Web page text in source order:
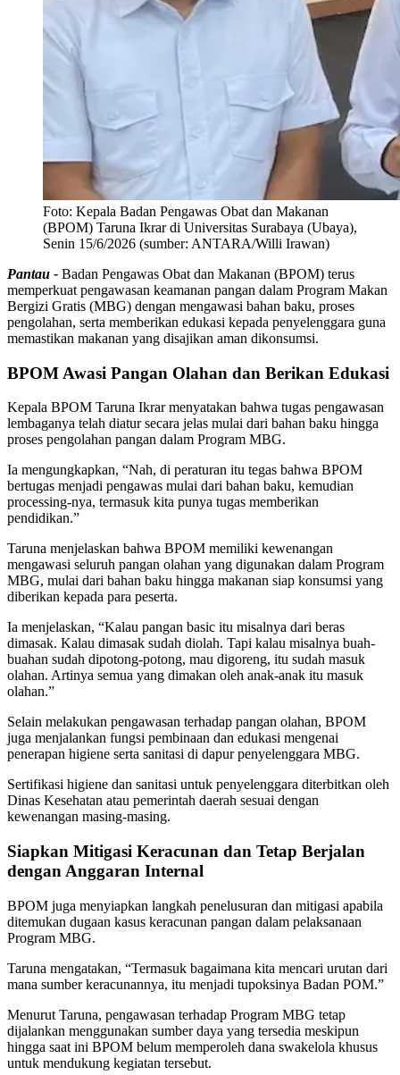
Foto: Kepala Badan Pengawas Obat dan Makanan
(BPOM) Taruna Ikrar di Universitas Surabaya (Ubaya),
Senin 15/6/2026 (sumber: ANTARA/Willi Irawan)
Pantau - Badan Pengawas Obat dan Makanan (BPOM) terus
memperkuat pengawasan keamanan pangan dalam Program Makan
Bergizi Gratis (MBG) dengan mengawasi bahan baku, proses
pengolahan, serta memberikan edukasi kepada penyelenggara guna
memastikan makanan yang disajikan aman dikonsumsi.
BPOM Awasi Pangan Olahan dan Berikan Edukasi
Kepala BPOM Taruna Ikrar menyatakan bahwa tugas pengawasan
lembaganya telah diatur secara jelas mulai dari bahan baku hingga
proses pengolahan pangan dalam Program MBG.
Ia mengungkapkan, “Nah, di peraturan itu tegas bahwa BPOM
bertugas menjadi pengawas mulai dari bahan baku, kemudian
processing-nya, termasuk kita punya tugas memberikan
pendidikan.”
Taruna menjelaskan bahwa BPOM memiliki kewenangan
mengawasi seluruh pangan olahan yang digunakan dalam Program
MBG, mulai dari bahan baku hingga makanan siap konsumsi yang
diberikan kepada para peserta.
Ia menjelaskan, “Kalau pangan basic itu misalnya dari beras
dimasak. Kalau dimasak sudah diolah. Tapi kalau misalnya buah-
buahan sudah dipotong-potong, mau digoreng, itu sudah masuk
olahan. Artinya semua yang dimakan oleh anak-anak itu masuk
olahan.”
Selain melakukan pengawasan terhadap pangan olahan, BPOM
juga menjalankan fungsi pembinaan dan edukasi mengenai
penerapan higiene serta sanitasi di dapur penyelenggara MBG.
Sertifikasi higiene dan sanitasi untuk penyelenggara diterbitkan oleh
Dinas Kesehatan atau pemerintah daerah sesuai dengan
kewenangan masing-masing.
Siapkan Mitigasi Keracunan dan Tetap Berjalan
dengan Anggaran Internal
BPOM juga menyiapkan langkah penelusuran dan mitigasi apabila
ditemukan dugaan kasus keracunan pangan dalam pelaksanaan
Program MBG.
Taruna mengatakan, “Termasuk bagaimana kita mencari urutan dari
mana sumber keracunannya, itu menjadi tupoksinya Badan POM.”
Menurut Taruna, pengawasan terhadap Program MBG tetap
dijalankan menggunakan sumber daya yang tersedia meskipun
hingga saat ini BPOM belum memperoleh dana swakelola khusus
untuk mendukung kegiatan tersebut.